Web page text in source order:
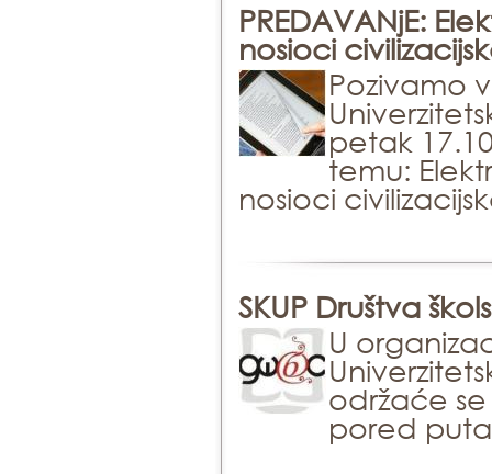
PREDAVANjE:
nosioci
Pozivamo
petak
temu:
nosioci
SKUP Društva
U
održaće
pored